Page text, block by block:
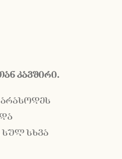
კავშირი.
არასოდეს
სხვა